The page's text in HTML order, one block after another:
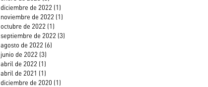
diciembre de 2022 (1)
noviembre de 2022 (1)
octubre de 2022 (1)
septiembre de 2022 (3)
agosto de 2022 (6)
junio de 2022 (3)
abril de 2022 (1)
abril de 2021 (1)
diciembre de 2020 (1)